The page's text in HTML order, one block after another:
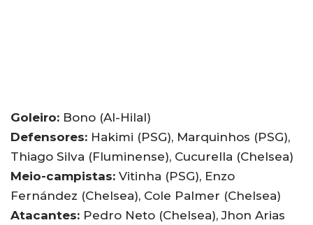
Goleiro: Bono (Al-Hilal)
Defensores: Hakimi (PSG), Marquinhos (PSG),
Thiago Silva (Fluminense), Cucurella (Chelsea)
Meio-campistas: Vitinha (PSG), Enzo
Fernández (Chelsea), Cole Palmer (Chelsea)
Atacantes: Pedro Neto (Chelsea), Jhon Arias